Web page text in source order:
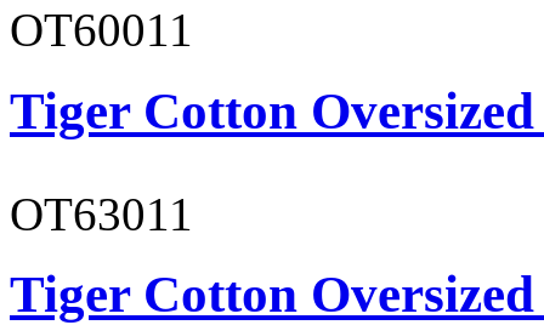
OT60011
Tiger Cotton
OT63011
Tiger Cotton